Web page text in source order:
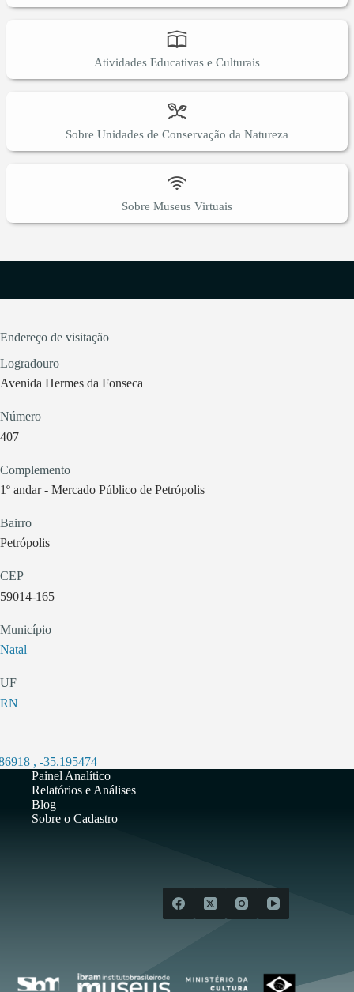
Atividades Educativas e Culturais
Sobre Unidades de Conservação da Natureza
Sobre Museus Virtuais
Endereço de visitação
Logradouro
Avenida Hermes da Fonseca
Número
407
Complemento
1º andar - Mercado Público de Petrópolis
Bairro
Petrópolis
CEP
59014-165
Município
Natal
UF
RN
, -35.195474
Painel Analítico
Relatórios e Análises
Blog
Sobre o Cadastro